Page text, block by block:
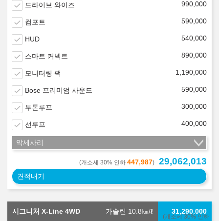
드라이브 와이즈 990,000
컴포트 590,000
HUD 540,000
스마트 커넥트 890,000
모니터링 팩 1,190,000
Bose 프리미엄 사운드 590,000
투톤루프 300,000
선루프 400,000
악세사리
(개소세 30% 인하 447,987) 29,062,013
견적내기
시그니처 X-Line 4WD 가솔린 10.8㎞/ℓ
(개소세 30% 인하
31,290,000